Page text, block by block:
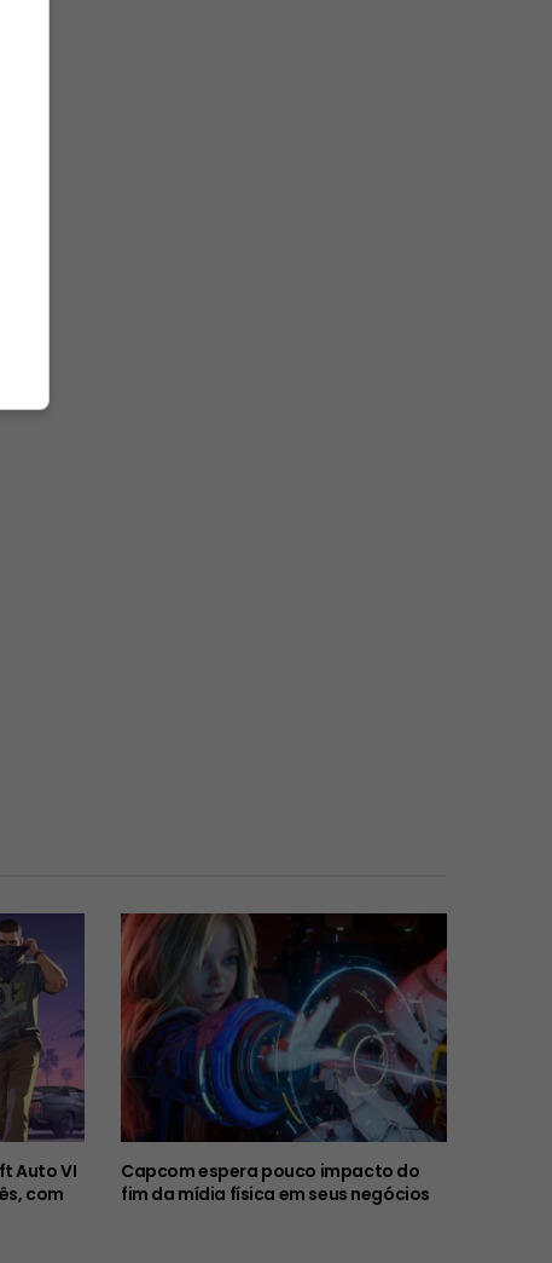
Auto VI
com
Capcom espera pouco impacto do
fim da mídia física em seus negócios